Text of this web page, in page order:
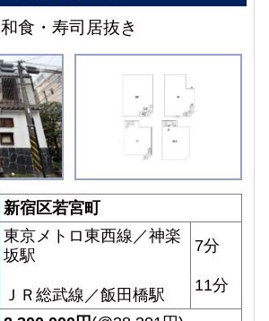
和食・寿司居抜き
新宿区若宮町
東京メトロ東西線／神楽
坂駅
ＪＲ総武線／飯田橋駅
7分
11分